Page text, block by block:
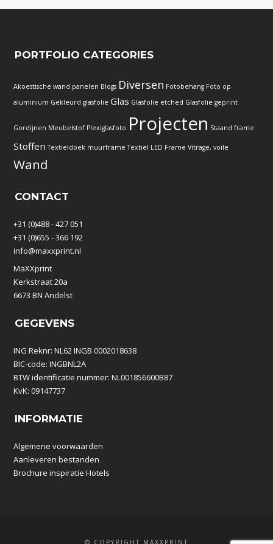
PORTFOLIO CATEGORIES
Akoestische wand panelen Blogs Diversen Fotobehang Foto op
aluminium Gekleurd glasfolie Glas Glasfolie etched Glasfolie geprint
Gordijnen Meubelstof Plexiglasfoto Projecten Staand frame
Stoffen Textieldoek muurframe Textiel LED Frame Vitrage, voile
Wand
CONTACT
+31 (0)488 - 427 051
+31 (0)655 - 366 192
info@maxxprint.nl
MaXXprint
Kerkstraat 20a
6673 BN Andelst
GEGEVENS
ING Reknr: NL62 INGB 0002018638
BIC-code: INGBNL2A
BTW identificatie nummer: NL001856600B87
KvK: 09147737
INFORMATIE
Algemene voorwaarden
Aanleveren bestanden
Brochure inspiratie Hotels
© COPYRIGHT MAXXPRINT